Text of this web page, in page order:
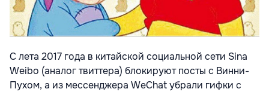
С лета 2017 года в китайской социальной сети Sina
Weibo (аналог твиттера) блокируют посты с Винни-
Пухом, а из мессенджера WeChat убрали гифки с